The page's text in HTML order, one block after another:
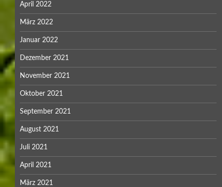
April 2022
März 2022
Januar 2022
Dezember 2021
November 2021
Oktober 2021
September 2021
August 2021
Juli 2021
April 2021
März 2021